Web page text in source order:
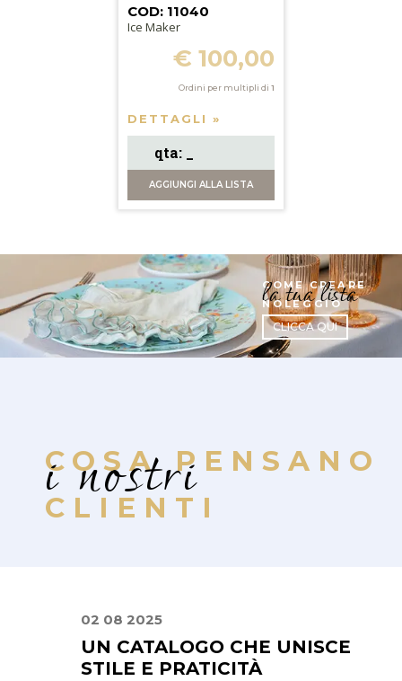
COD: 11040
Ice Maker
€ 100,00
Ordini per multipli di 1
DETTAGLI »
AGGIUNGI ALLA LISTA
COME CREARE
la tua lista
NOLEGGIO
CLICCA QUI
COSA PENSANO
i nostri
CLIENTI
02 08 2025
UN CATALOGO CHE UNISCE
STILE E PRATICITÀ